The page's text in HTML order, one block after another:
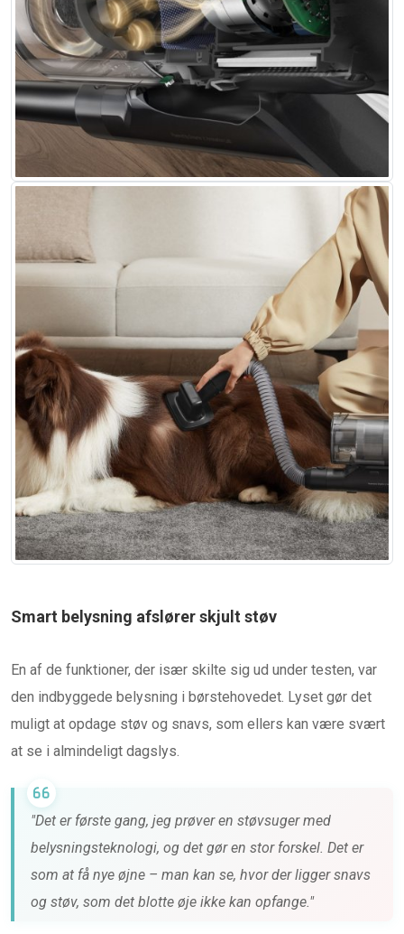
Smart belysning afslører skjult støv
En af de funktioner, der især skilte sig ud under testen, var
den indbyggede belysning i børstehovedet. Lyset gør det
muligt at opdage støv og snavs, som ellers kan være svært
at se i almindeligt dagslys.
"Det er første gang, jeg prøver en støvsuger med
belysningsteknologi, og det gør en stor forskel. Det er
som at få nye øjne – man kan se, hvor der ligger snavs
og støv, som det blotte øje ikke kan opfange."